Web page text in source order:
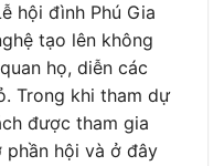
hội đình Phú Gia
tạo lên không
họ, diễn các
Trong khi tham dự
được tham gia
phần hội và ở đây